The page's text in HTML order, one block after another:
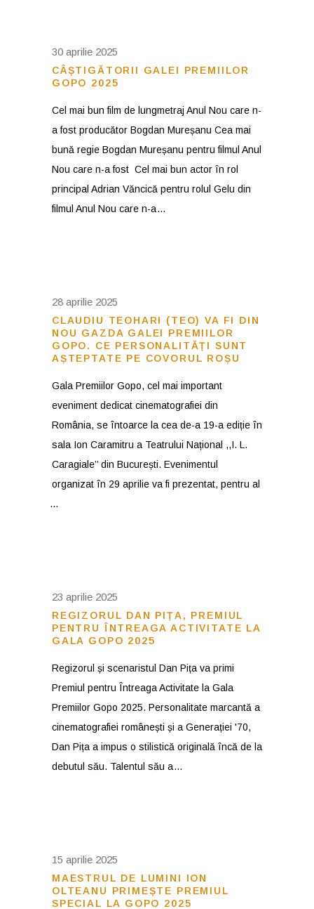
30 aprilie 2025
CÂȘTIGĂTORII GALEI PREMIILOR
GOPO 2025
Cel mai bun film de lungmetraj Anul Nou care n-
a fost producător Bogdan Mureșanu Cea mai
bună regie Bogdan Mureșanu pentru filmul Anul
Nou care n-a fost Cel mai bun actor în rol
principal Adrian Văncică pentru rolul Gelu din
filmul Anul Nou care n-a
28 aprilie 2025
CLAUDIU TEOHARI (TEO) VA FI DIN
NOU GAZDA GALEI PREMIILOR
GOPO. CE PERSONALITĂȚI SUNT
AȘTEPTATE PE COVORUL ROȘU
Gala Premiilor Gopo, cel mai important
eveniment dedicat cinematografiei din
România, se întoarce la cea de-a 19-a ediție în
sala Ion Caramitru a Teatrului Național ,,I. L.
Caragiale’’ din București. Evenimentul
organizat în 29 aprilie va fi prezentat, pentru al
23 aprilie 2025
REGIZORUL DAN PIȚA, PREMIUL
PENTRU ÎNTREAGA ACTIVITATE LA
GALA GOPO 2025
Regizorul și scenaristul Dan Pița va primi
Premiul pentru Întreaga Activitate la Gala
Premiilor Gopo 2025. Personalitate marcantă a
cinematografiei românești și a Generației '70,
Dan Pița a impus o stilistică originală încă de la
debutul său. Talentul său a
15 aprilie 2025
MAESTRUL DE LUMINI ION
OLTEANU PRIMEȘTE PREMIUL
SPECIAL LA GOPO 2025